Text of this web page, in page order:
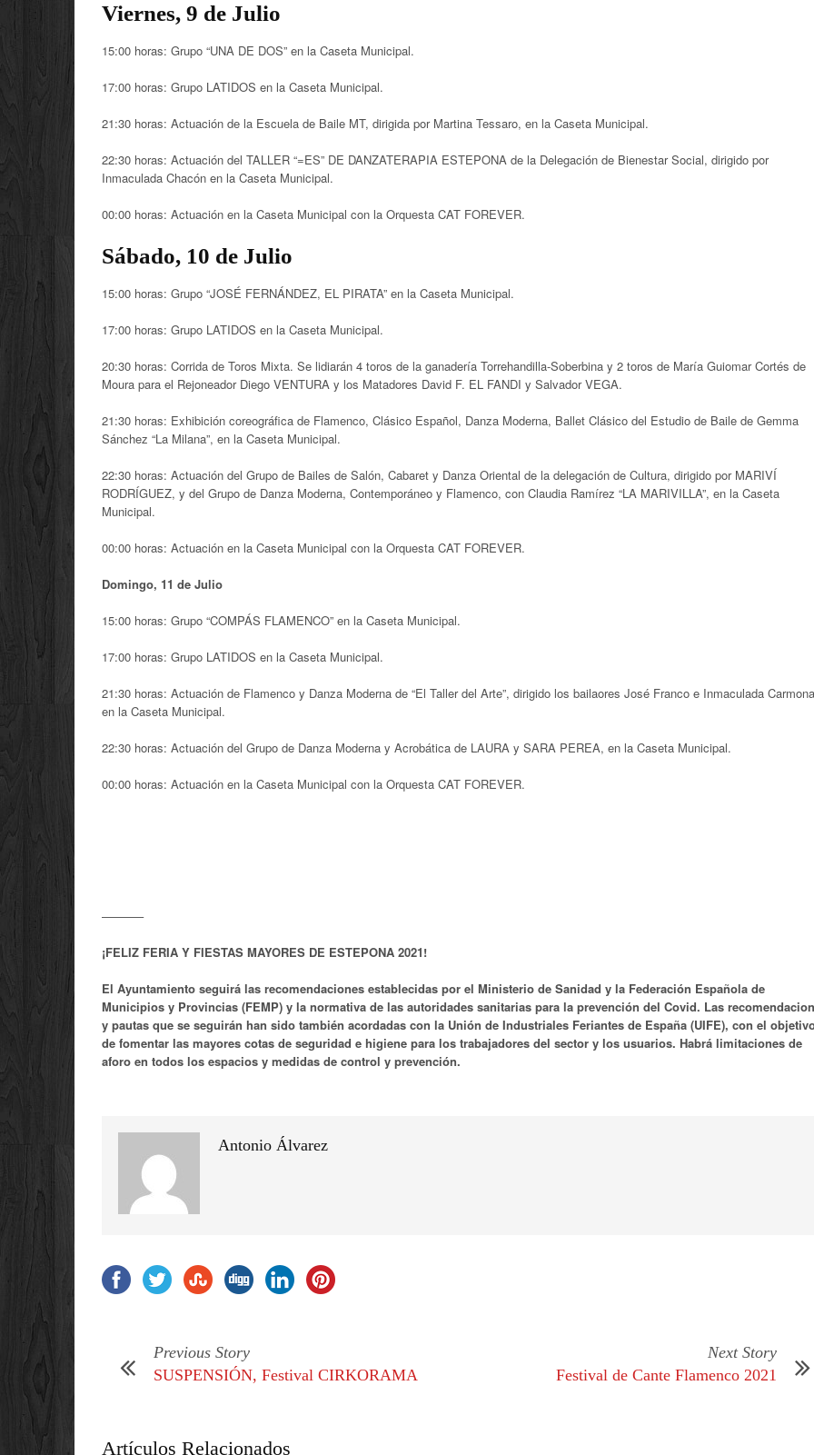
Viernes, 9 de Julio
15:00 horas: Grupo “UNA DE DOS” en la Caseta Municipal.
17:00 horas: Grupo LATIDOS en la Caseta Municipal.
21:30 horas: Actuación de la Escuela de Baile MT, dirigida por Martina Tessaro, en la Caseta Municipal.
22:30 horas: Actuación del TALLER “=ES” DE DANZATERAPIA ESTEPONA de la Delegación de Bienestar Social, dirigido por
Inmaculada Chacón en la Caseta Municipal.
00:00 horas: Actuación en la Caseta Municipal con la Orquesta CAT FOREVER.
Sábado, 10 de Julio
15:00 horas: Grupo “JOSÉ FERNÁNDEZ, EL PIRATA” en la Caseta Municipal.
17:00 horas: Grupo LATIDOS en la Caseta Municipal.
20:30 horas: Corrida de Toros Mixta. Se lidiarán 4 toros de la ganadería Torrehandilla-Soberbina y 2 toros de María Guiomar Cortés de
Moura para el Rejoneador Diego VENTURA y los Matadores David F. EL FANDI y Salvador VEGA.
21:30 horas: Exhibición coreográfica de Flamenco, Clásico Español, Danza Moderna, Ballet Clásico del Estudio de Baile de Gemma
Sánchez “La Milana”, en la Caseta Municipal.
22:30 horas: Actuación del Grupo de Bailes de Salón, Cabaret y Danza Oriental de la delegación de Cultura, dirigido por MARIVÍ
RODRÍGUEZ, y del Grupo de Danza Moderna, Contemporáneo y Flamenco, con Claudia Ramírez “LA MARIVILLA”, en la Caseta
Municipal.
00:00 horas: Actuación en la Caseta Municipal con la Orquesta CAT FOREVER.
Domingo, 11 de Julio
15:00 horas: Grupo “COMPÁS FLAMENCO” en la Caseta Municipal.
17:00 horas: Grupo LATIDOS en la Caseta Municipal.
21:30 horas: Actuación de Flamenco y Danza Moderna de “El Taller del Arte”, dirigido los bailaores José Franco e Inmaculada
en la Caseta Municipal.
22:30 horas: Actuación del Grupo de Danza Moderna y Acrobática de LAURA y SARA PEREA, en la Caseta Municipal.
00:00 horas: Actuación en la Caseta Municipal con la Orquesta CAT FOREVER.
———–
¡FELIZ FERIA Y FIESTAS MAYORES DE ESTEPONA 2021!
El Ayuntamiento seguirá las recomendaciones establecidas por el Ministerio de Sanidad y la Federación Española de
Municipios y Provincias (FEMP) y la normativa de las autoridades sanitarias para la prevención del Covid. Las
y pautas que se seguirán han sido también acordadas con la Unión de Industriales Feriantes de España (UIFE), con el
de fomentar las mayores cotas de seguridad e higiene para los trabajadores del sector y los usuarios. Habrá limitaciones de
aforo en todos los espacios y medidas de control y prevención.
Antonio Álvarez
Previous Story
SUSPENSIÓN, Festival CIRKORAMA
Next Story
Festival de Cante Flamenco 2021
Artículos Relacionados